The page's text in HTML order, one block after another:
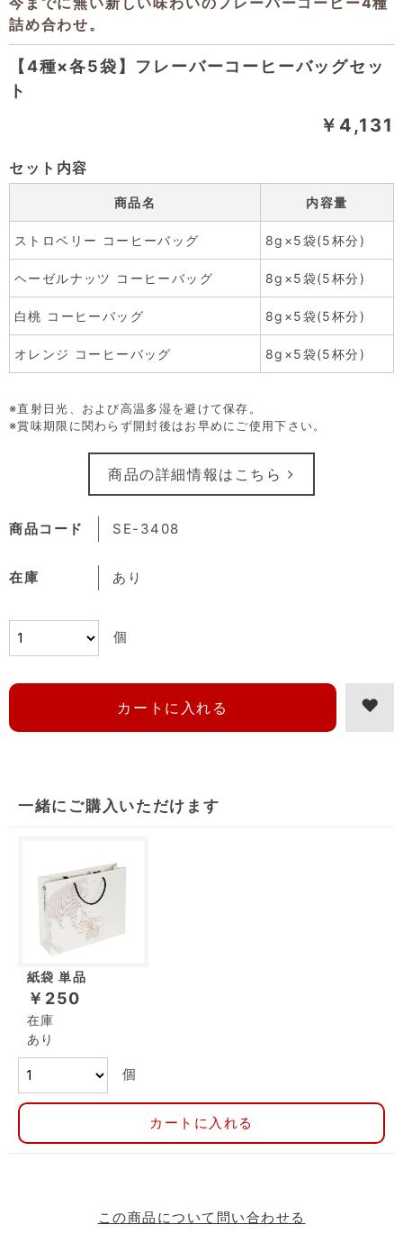
【4種×各5袋】フレーバーコーヒーバッグセッ
ト
￥4,131
商品コード SE-3408
在庫 あり
個
一緒にご購入いただけます
紙袋 単品
￥250
在庫
あり
個
カートに入れる
この商品について問い合わせる
セット内容
商品名 内容量
ストロベリー コーヒーバッグ 8g×5袋(5杯分)
ヘーゼルナッツ コーヒーバッグ 8g×5袋(5杯分)
白桃 コーヒーバッグ 8g×5袋(5杯分)
オレンジ コーヒーバッグ 8g×5袋(5杯分)
※直射日光、および高温多湿を避けて保存。
※賞味期限に関わらず開封後はお早めにご使用下さい。
商品の詳細情報はこちら